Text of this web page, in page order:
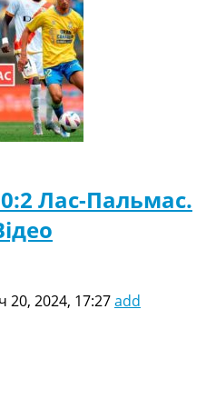
Лас-Пальмас.
20, 2024, 17:27add